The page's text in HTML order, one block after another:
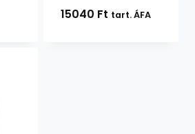
15040 Ft tart. ÁFA